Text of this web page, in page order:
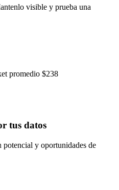
visible y prueba una
promedio $238
tus datos
potencial y oportunidades de